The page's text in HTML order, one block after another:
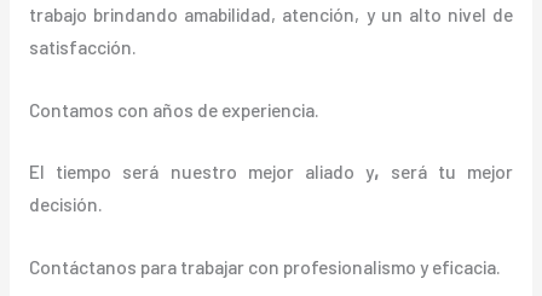
trabajo brindando amabilidad, atención, y un alto nivel de
satisfacción.
Contamos con años de experiencia.
El tiempo será nuestro mejor aliado y, será tu mejor
decisión.
Contáctanos para trabajar con profesionalismo y eficacia.